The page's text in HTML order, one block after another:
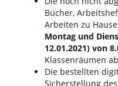
Bücher,
Arbeiten zu
Montag und
12.01.2021) von
Klassenräumen
Die bestellten
Sicherstellung